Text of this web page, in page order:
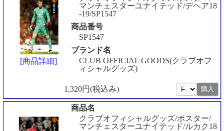
[商品詳細]
マンチェスターユナイテッド/デヘア18
-19/SP1547
商品番号
SP1547
ブランド名
CLUB OFFICIAL GOODS(クラブオフ
ィシャルグッズ)
1,320円(税込み)
商品名
クラブオフィシャルグッズ/ポスター/
マンチェスターユナイテッド/ルカク18